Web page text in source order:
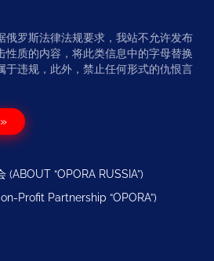
俄罗斯法律法规要求，我站不允许发布
性质的内容，将此类信息中的字母替换
于违规，此外，禁止任何形式的仇恨言
(ABOUT “OPORA RUSSIA”)
Profit Partnership “OPORA”)